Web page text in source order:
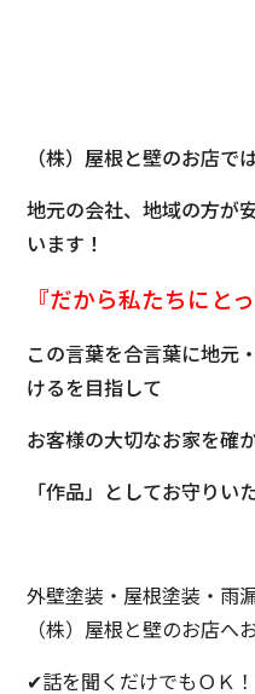
（株）屋根と壁のお店で
地元の会社、地域の方が
います！
『だから私たちにと
この言葉を合言葉に地元
けるを目指して
お客様の大切なお家を確
「作品」としてお守りい
外壁塗装・屋根塗装・雨
（株）屋根と壁のお店
✔話を聞くだけでもＯＫ！